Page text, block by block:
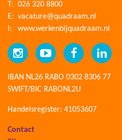
T:
026 320 8800
E: vacature@quadraam.nl
I:
www.werkenbijquadraam.nl
IBAN NL26 RABO 0302 8306 77
SWIFT/BIC RABONL2U
Handelsregister: 41053607
Contact